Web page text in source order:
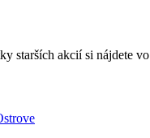
starších akcií si nájdete vo